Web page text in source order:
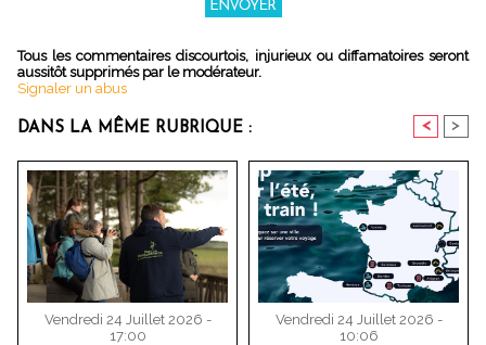
Tous les commentaires discourtois, injurieux ou diffamatoires seront
aussitôt supprimés par le modérateur.
Signaler un abus
DANS LA MÊME RUBRIQUE : < >
Vendredi 24 Juillet 2026 -
17:00
Vendredi 24 Juillet 2026 -
10:06